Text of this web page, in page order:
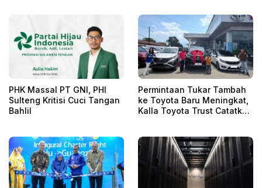
PHK Massal PT GNI, PHI
Sulteng Kritisi Cuci Tangan
Bahlil
Permintaan Tukar Tambah
ke Toyota Baru Meningkat,
Kalla Toyota Trust Catatkan